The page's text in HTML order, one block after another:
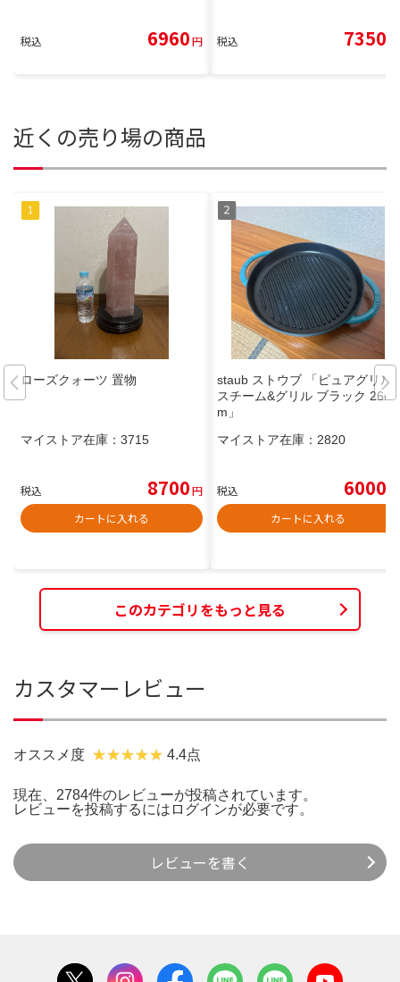
税込 6960円 税込 7350
近くの売り場の商品
ローズクォーツ 置物
マイストア在庫： 3715
税込 8700円
カートに入れる
staub ストウブ 「ピュアグリル
スチーム&グリル ブラック 26c
m」
マイストア在庫： 2820
税込 6000
カートに入れる
このカテゴリをもっと見る
カスタマーレビュー
オススメ度 4.4点
現在、2784件のレビューが投稿されています。
レビューを投稿するには ログインが必要です。
レビューを書く